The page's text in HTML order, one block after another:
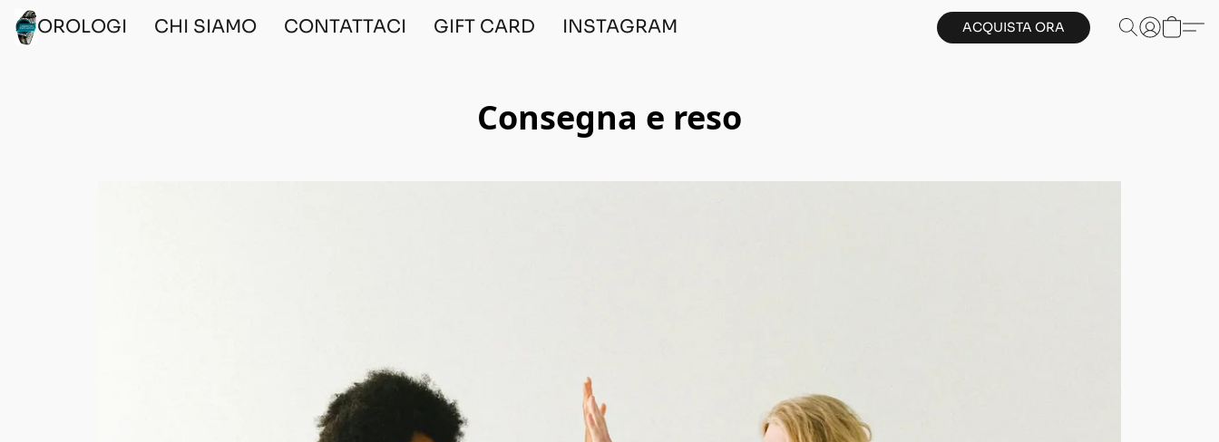
OROLOGI CHI SIAMO CONTATTACI GIFT CARD INSTAGRAM ACQUISTA ORA
Consegna e reso